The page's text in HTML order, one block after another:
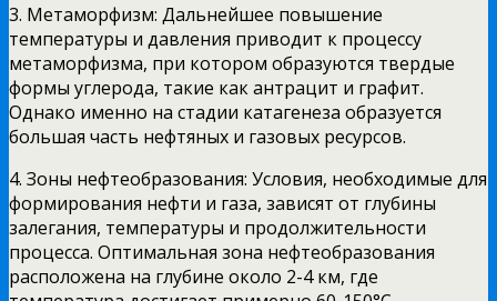
3. Метаморфизм: Дальнейшее повышение
температуры и давления приводит к процессу
метаморфизма, при котором образуются твердые
формы углерода, такие как антрацит и графит.
Однако именно на стадии катагенеза образуется
большая часть нефтяных и газовых ресурсов.
4. Зоны нефтеобразования: Условия, необходимые для
формирования нефти и газа, зависят от глубины
залегания, температуры и продолжительности
процесса. Оптимальная зона нефтеобразования
расположена на глубине около 2-4 км, где